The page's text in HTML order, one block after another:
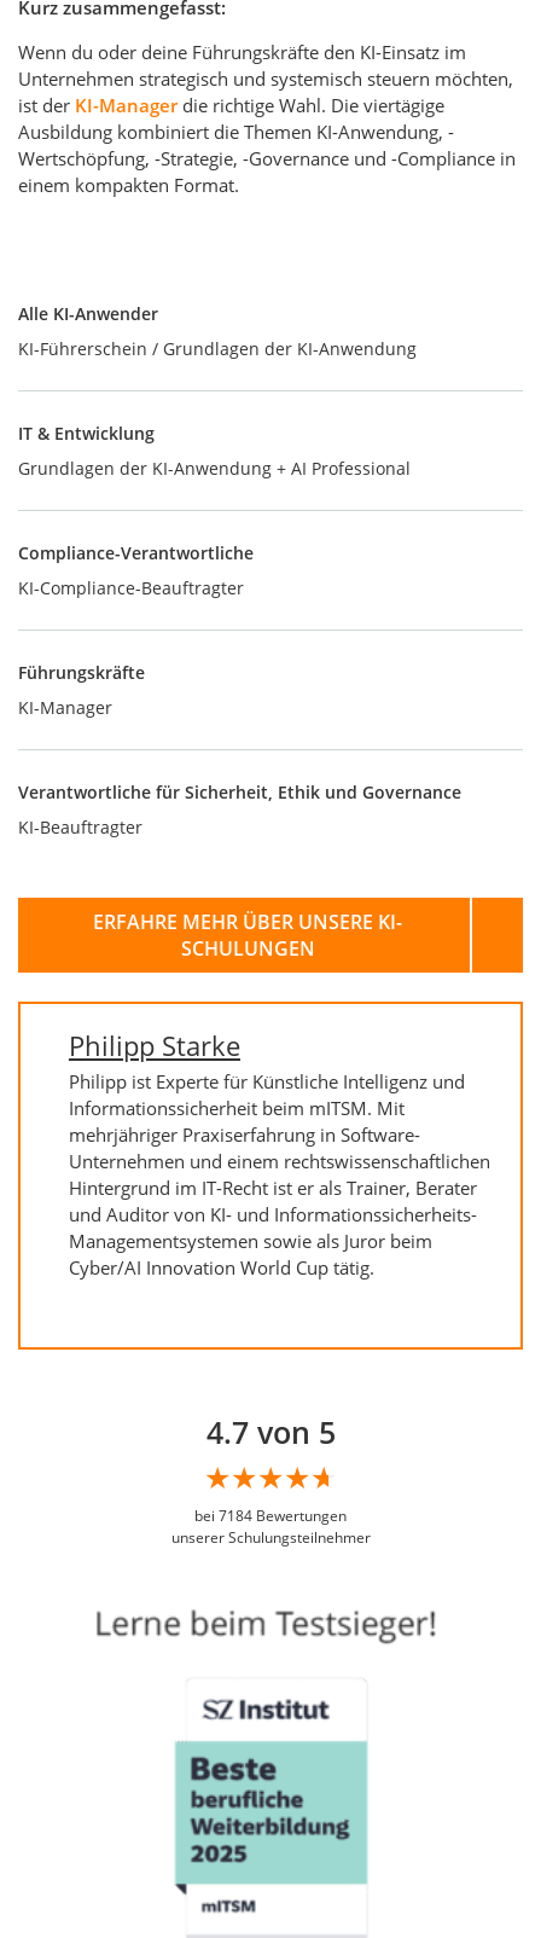
Kurz zusammengefasst:
Wenn du oder deine Führungskräfte den KI-Einsatz im
Unternehmen strategisch und systemisch steuern möchten,
ist der KI-Managerdie richtige Wahl. Die viertägige
Ausbildung kombiniert die Themen KI-Anwendung, -
Wertschöpfung, -Strategie, -Governance und -Compliance in
einem kompakten Format.
Alle KI-Anwender
KI-Führerschein / Grundlagen der KI-Anwendung
IT & Entwicklung
Grundlagen der KI-Anwendung + AI Professional
Compliance-Verantwortliche
KI-Compliance-Beauftragter
Führungskräfte
KI-Manager
Verantwortliche für Sicherheit, Ethik und Governance
KI-Beauftragter
ERFAHRE MEHR ÜBER UNSERE KI-
SCHULUNGEN
Philipp Starke
Philipp ist Experte für Künstliche Intelligenz und
Informationssicherheit beim mITSM. Mit
mehrjähriger Praxiserfahrung in Software-
Unternehmen und einem rechtswissenschaftlichen
Hintergrund im IT-Recht ist er als Trainer, Berater
und Auditor von KI- und Informationssicherheits-
Managementsystemen sowie als Juror beim
Cyber/AI Innovation World Cup tätig.
4.7 von 5
bei 7184 Bewertungen
unserer Schulungsteilnehmer